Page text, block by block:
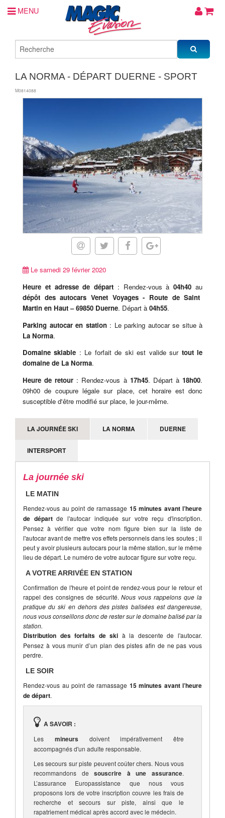
MENU
LA NORMA - DÉPART DUERNE - SPORT
M0814088
Le samedi 29 février 2020
Heure et adresse de départ : Rendez-vous à04h40au
dépôt des autocars Venet Voyages - Route de Saint
Martin en Haut – 69850 Duerne. Départ à 04h55.
Parking autocar en station : Le parking autocar se situe à
La Norma.
Domaine skiable : Le forfait de ski est valide surtout le
domaine de La Norma.
Heure de retour : Rendez-vous à 17h45. Départ à18h00.
09h00 de coupure légale sur place, cet horaire est donc
susceptible d'être modifié sur place, le jour-même.
LA JOURNÉE SKI LA NORMA DUERNE
INTERSPORT
La journée ski
LE MATIN
Rendez-vous au point de ramassage 15 minutes avant l’heure
de départde l'autocar indiquée sur votre reçu d'inscription.
Pensez à vérifier que votre nom figure bien sur la liste de
l'autocar avant de mettre vos effets personnels dans les soutes ; il
peut y avoir plusieurs autocars pour la même station, sur le même
lieu de départ. Le numéro de votre autocar figure sur votre reçu.
A VOTRE ARRIVÉE EN STATION
Confirmation de l'heure et point de rendez-vous pour le retour et
rappel des consignes de sécurité.Nous vous rappelons que la
pratique du ski en dehors des pistes balisées est dangereuse,
nous vous conseillons donc de rester sur le domaine balisé par la
station.
Distribution des forfaits de ski à la descente de l'autocar.
Pensez à vous munir d’un plan des pistes afin de ne pas vous
perdre.
LE SOIR
Rendez-vous au point de ramassage 15 minutes avant l’heure
de départ.
A SAVOIR :
Les mineurs doivent impérativement être
accompagnés d'un adulte responsable.
Les secours sur piste peuvent coûter chers. Nous vous
recommandons desouscrire à une assurance.
L’assurance Europassistance que nous vous
proposons lors de votre inscription couvre les frais de
recherche et secours sur piste, ainsi que le
rapatriement médical après accord avec le médecin.